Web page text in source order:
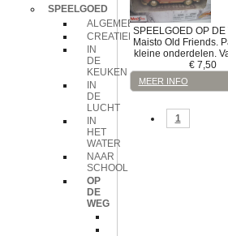
SPEELGOED
ALGEMEEN
CREATIEF
IN
DE
KEUKEN
IN
DE
LUCHT
IN
HET
WATER
NAAR
SCHOOL
OP
DE
WEG
SPEELGOED OP DE
Maisto Old Friends.
kleine onderdelen.
€7,50
MEER INFO
1